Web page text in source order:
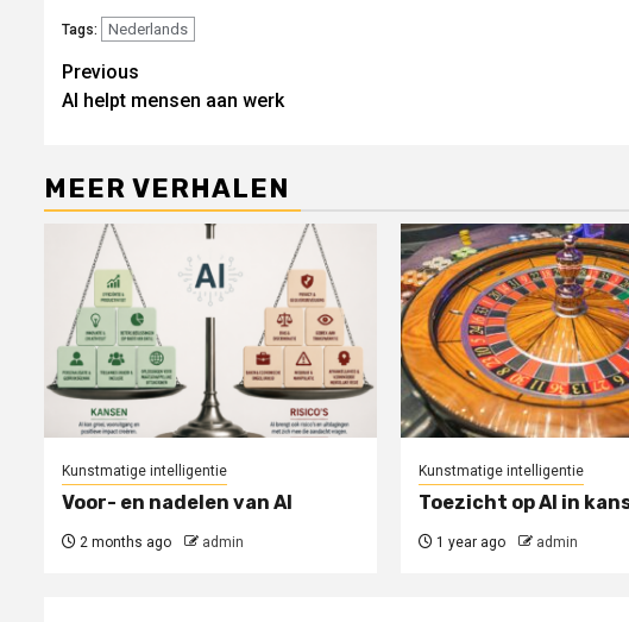
Tags: Nederlands
Continue
Reading
Previous
AI helpt mensen aan werk
MEER VERHALEN
Kunstmatige intelligentie
Voor- en nadelen van AI
2 months ago admin
Kunstmatige intelligentie
Toezicht op AI in
1 year ago admin